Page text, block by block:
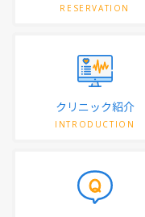
RESERVATION
クリニック紹介
INTRODUCTION